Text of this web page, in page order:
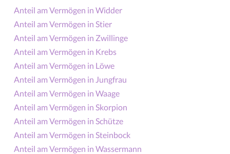
Anteil am Vermögen in Widder
Anteil am Vermögen in Stier
Anteil am Vermögen in Zwillinge
Anteil am Vermögen in Krebs
Anteil am Vermögen in Löwe
Anteil am Vermögen in Jungfrau
Anteil am Vermögen in Waage
Anteil am Vermögen in Skorpion
Anteil am Vermögen in Schütze
Anteil am Vermögen in Steinbock
Anteil am Vermögen in Wassermann